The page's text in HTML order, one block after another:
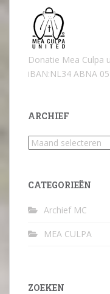
Donatie Mea Culpa
iBAN:NL34 ABNA
ARCHIEF
Archief
CATEGORIEËN
Archief MC
MEA CULPA
ZOEKEN